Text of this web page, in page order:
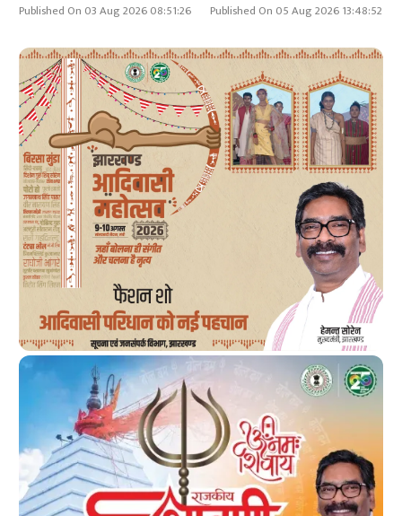
Published On 03 Aug 2026 08:51:26 Published On 05 Aug 2026 13:48:52